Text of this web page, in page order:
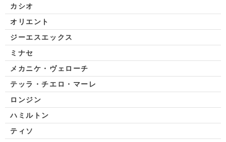
カシオ
オリエント
ジーエスエックス
ミナセ
メカニケ・ヴェローチ
テッラ・チエロ・マーレ
ロンジン
ハミルトン
ティソ